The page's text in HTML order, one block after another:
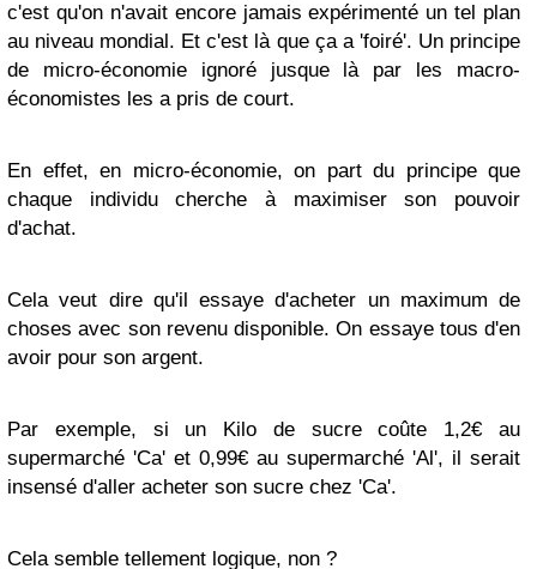
c'est qu'on n'avait encore jamais expérimenté un tel plan
au niveau mondial. Et c'est là que ça a 'foiré'. Un principe
de micro-économie ignoré jusque là par les macro-
économistes les a pris de court.
En effet, en micro-économie, on part du principe que
chaque individu cherche à maximiser son pouvoir
d'achat.
Cela veut dire qu'il essaye d'acheter un maximum de
choses avec son revenu disponible. On essaye tous d'en
avoir pour son argent.
Par exemple, si un Kilo de sucre coûte 1,2€ au
supermarché 'Ca' et 0,99€ au supermarché 'Al', il serait
insensé d'aller acheter son sucre chez 'Ca'.
Cela semble tellement logique, non ?